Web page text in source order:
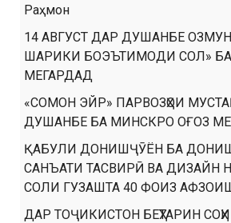
Раҳмон
14 АВГУСТ ДАР ДУШАНБЕ
ШАРИКИ БОЭЪТИМОДИ СОЛ»
МЕГАРДАД
«СОМОН ЭЙР» ПАРВОЗҲОИ
ДУШАНБЕ БА МИНСКРО ОҒОЗ
ҚАБУЛИ ДОНИШҶӮЁН БА
САНЪАТИ ТАСВИРӢ ВА ДИЗАЙН
СОЛИ ГУЗАШТА 40 ФОИЗ
ДАР ТОҶИКИСТОН БЕҲТАРИН